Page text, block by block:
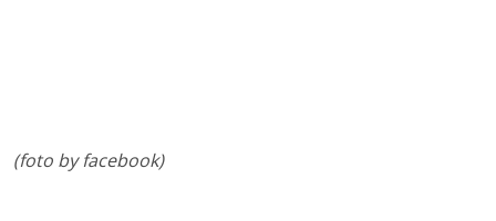
(foto by facebook)